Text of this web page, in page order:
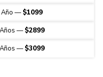
— $1099
— $2899
— $3099